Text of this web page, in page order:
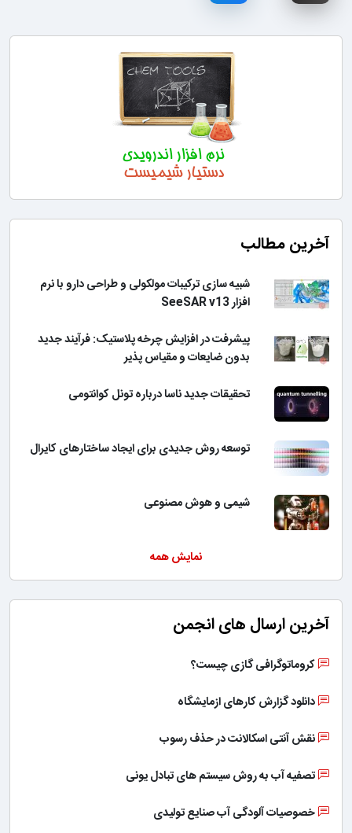
آخرین مطالب
شبیه سازی ترکیبات مولکولی و طراحی دارو با نرم
پیشرفت در افزایش چرخه پلاستیک: فرآیند جدید
بدون ضایعات و مقیاس پذیر
تحقیقات جدید ناسا درباره تونل کوانتومی
توسعه روش جدیدی برای ایجاد ساختارهای کایرال
شیمی و هوش مصنوعی
نمایش همه
آخرین ارسال های انجمن
کروماتوگرافی گازی چیست؟
دانلود گزارش کارهای ازمایشگاه
نقش آنتی اسکالانت در حذف رسوب
تصفیه آب به روش سیستم های تبادل یونی
خصوصیات آلودگی آب صنایع تولیدی